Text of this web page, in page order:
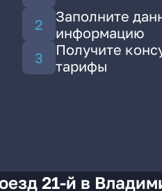
Заполните
информацию
Получите
тарифы
21-й в